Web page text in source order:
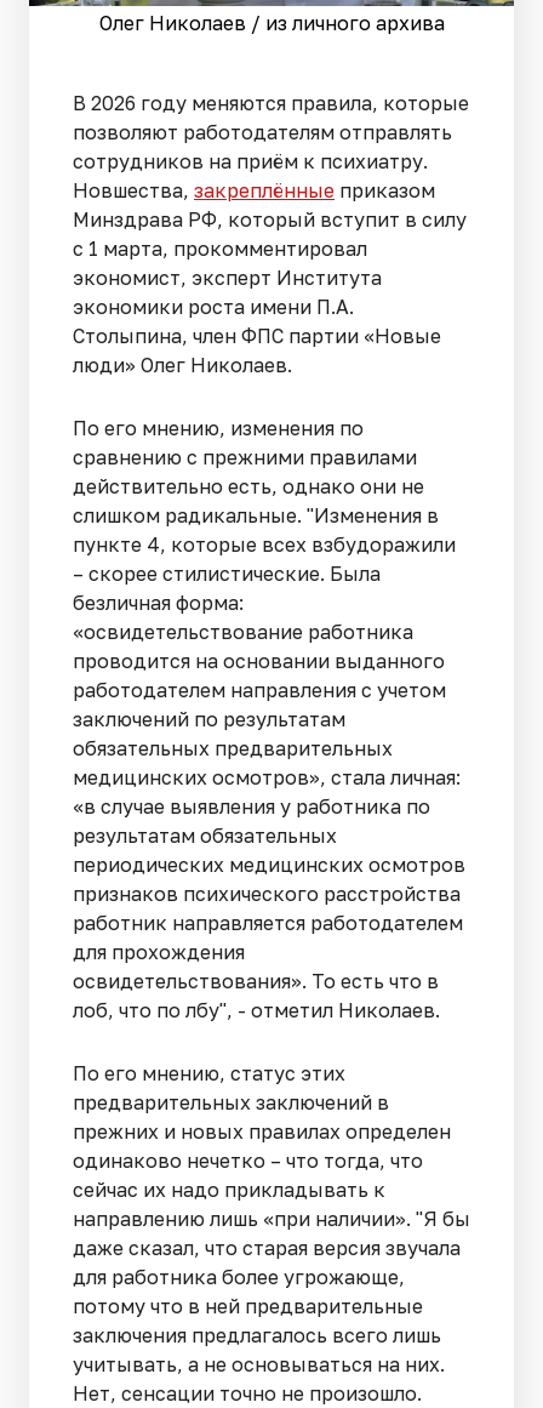
Олег Николаев / из личного архива
В 2026 году меняются правила, которые
позволяют работодателям отправлять
сотрудников на приём к психиатру.
Новшества, закреплённые приказом
Минздрава РФ, который вступит в силу
с 1 марта, прокомментировал
экономист, эксперт Института
экономики роста имени П.А.
Столыпина, член ФПС партии «Новые
люди» Олег Николаев.
По его мнению, изменения по
сравнению с прежними правилами
действительно есть, однако они не
слишком радикальные. "Изменения в
пункте 4, которые всех взбудоражили
– скорее стилистические. Была
безличная форма:
«освидетельствование работника
проводится на основании выданного
работодателем направления с учетом
заключений по результатам
обязательных предварительных
медицинских осмотров», стала личная:
«в случае выявления у работника по
результатам обязательных
периодических медицинских осмотров
признаков психического расстройства
работник направляется работодателем
для прохождения
освидетельствования». То есть что в
лоб, что по лбу", - отметил Николаев.
По его мнению, статус этих
предварительных заключений в
прежних и новых правилах определен
одинаково нечетко – что тогда, что
сейчас их надо прикладывать к
направлению лишь «при наличии». "Я бы
даже сказал, что старая версия звучала
для работника более угрожающе,
потому что в ней предварительные
заключения предлагалось всего лишь
учитывать, а не основываться на них.
Нет, сенсации точно не произошло.